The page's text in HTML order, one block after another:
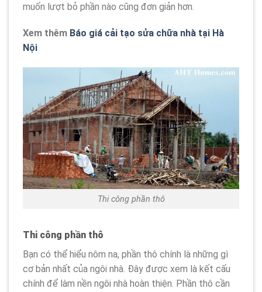
muốn lượt bỏ phần nào cũng đơn giản hơn.
Xem thêm Báo giá cải tạo sửa chữa nhà tại Hà
Nội
Thi công phần thô
Thi công phần thô
Bạn có thể hiểu nôm na, phần thô chính là những gì
cơ bản nhất của ngôi nhà. Đây được xem là kết cấu
chính để làm nền ngôi nhà hoàn thiện. Phần thô cần